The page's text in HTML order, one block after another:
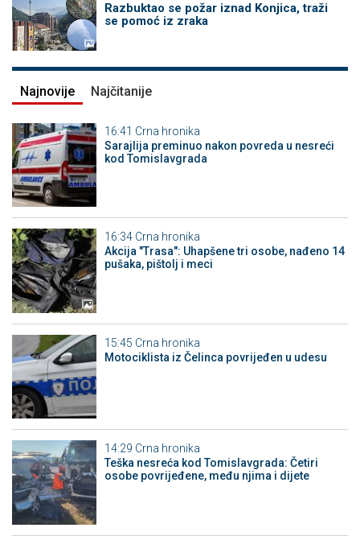
Razbuktao se požar iznad Konjica, traži
se pomoć iz zraka
Najnovije Najčitanije
16:41 Crna hronika
Sarajlija preminuo nakon povreda u nesreći
kod Tomislavgrada
16:34 Crna hronika
Akcija "Trasa": Uhapšene tri osobe, nađeno 14
pušaka, pištolj i meci
15:45 Crna hronika
Motociklista iz Čelinca povrijeđen u udesu
14:29 Crna hronika
Teška nesreća kod Tomislavgrada: Četiri
osobe povrijeđene, među njima i dijete